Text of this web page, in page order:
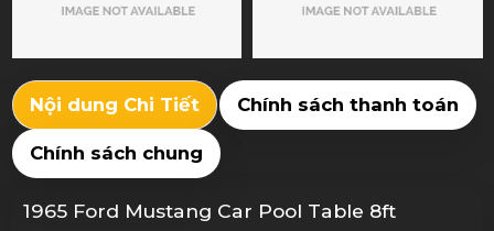
Nội dung Chi Tiết Chính sách thanh toán
Chính sách chung
1965 Ford Mustang Car Pool Table 8ft